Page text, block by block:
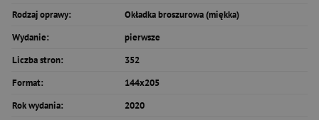
Rodzaj oprawy:
Okładka broszurowa (miękka)
Wydanie:
pierwsze
Liczba stron:
352
Format:
144x205
Rok wydania:
2020